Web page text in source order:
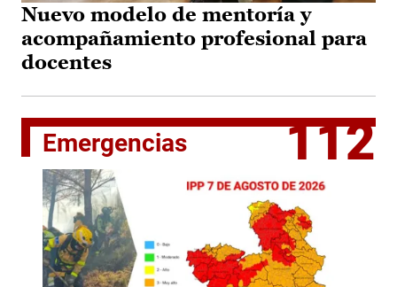
Nuevo modelo de mentoría y
acompañamiento profesional para
docentes
Emergencias 112